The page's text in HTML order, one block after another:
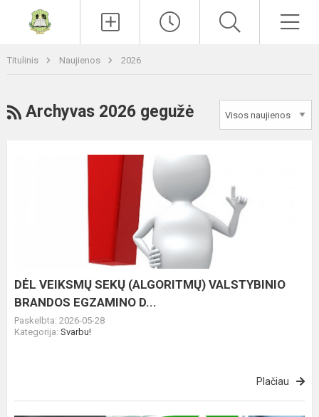
Titulinis Naujienos 2026
RSS
Archyvas 2026 gegužė
D...
DĖL VEIKSMŲ SEKŲ (ALGORITMŲ) VALSTYBINIO
BRANDOS EGZAMINO D...
Paskelbta: 2026-05-28
Kategorija: Svarbu!
Plačiau